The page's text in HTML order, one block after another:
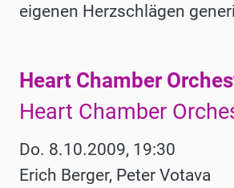
eigenen Herzschlägen
Werke
Heart Chamber
Heart Chamber
Do. 8.10.2009, 19:30
Erich Berger, Peter Votava